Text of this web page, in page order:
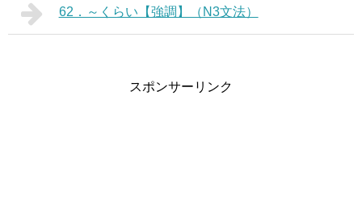
62．～くらい【強調】（N3文法）
スポンサーリンク